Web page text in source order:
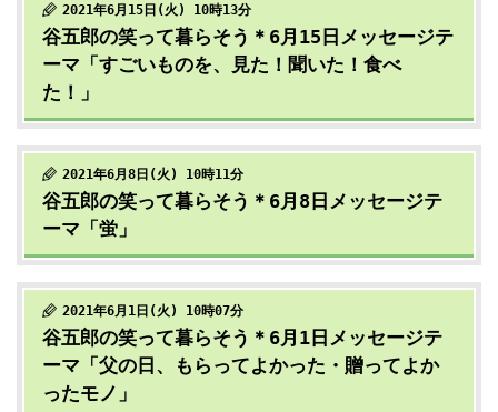
2021年6月15日(火) 10時13分
谷五郎の笑って暮らそう＊6月15日メッセージテ
ーマ「すごいものを、見た！聞いた！食べ
た！」
2021年6月8日(火) 10時11分
谷五郎の笑って暮らそう＊6月8日メッセージテ
ーマ「蛍」
2021年6月1日(火) 10時07分
谷五郎の笑って暮らそう＊6月1日メッセージテ
ーマ「父の日、もらってよかった・贈ってよか
ったモノ」